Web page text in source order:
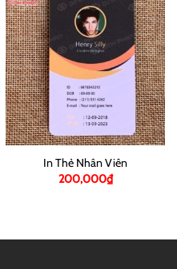
In Thẻ Nhân Viên
200,000₫